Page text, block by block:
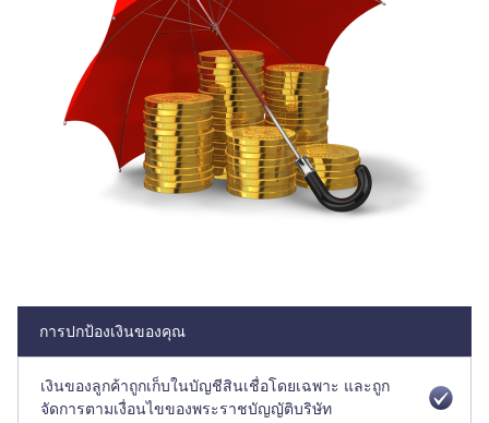
การปกป้องเงินของคุณ
เงินของลูกค้าถูกเก็บในบัญชีสินเชื่อโดยเฉพาะ และถูก
จัดการตามเงื่อนไขของพระราชบัญญัติบริษัท